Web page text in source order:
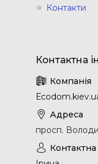
Контакти
просп.